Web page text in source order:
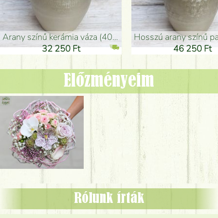
arany színű kerámia váza (40x26cm)
32 250 Ft
hosszú arany színű
46 250 Ft
Előzményeim
Rólunk írták